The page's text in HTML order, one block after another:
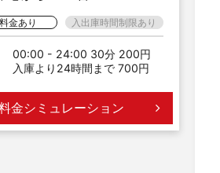
金あり 入出庫時間制限あり
00:00 - 24:00 30分 200円
入庫より24時間まで 700円
金シミュレーション